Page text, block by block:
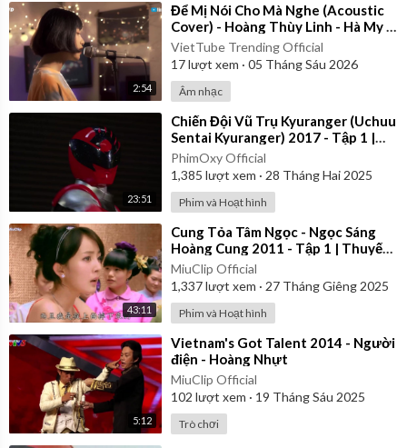
2:54
⁣Để Mị Nói Cho Mà Nghe (Acoustic
Cover) - Hoàng Thùy Linh - Hà My x
Đình Duy
VietTube Trending Official
17lượt xem · 05 Tháng Sáu 2026
Âm nhạc
23:51
⁣Chiến Đội Vũ Trụ Kyuranger (Uchuu
Sentai Kyuranger) 2017 - Tập 1 |
Thuyết Minh
PhimOxy Official
1,385 lượt xem · 28 Tháng Hai 2025
Phim và Hoạt hình
43:11
⁣Cung Tỏa Tâm Ngọc - Ngọc Sáng
Hoàng Cung 2011 - Tập 1 | Thuyết
Minh
MiuClip Official
1,337lượt xem · 27 Tháng Giêng 2025
Phim và Hoạt hình
5:12
⁣Vietnam's Got Talent 2014 - Người
điện - Hoàng Nhựt
MiuClip Official
102 lượt xem · 19 Tháng Sáu 2025
Trò chơi